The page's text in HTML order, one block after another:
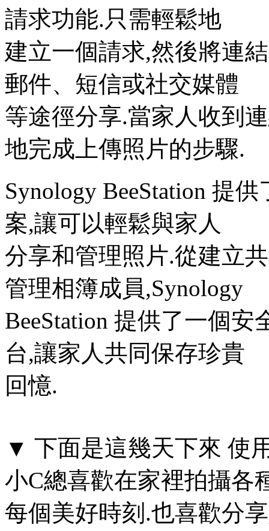
請求功能.只需輕鬆地
建立一個請求,然後將連
郵件、短信或社交媒體
等途徑分享.當家人收到
地完成上傳照片的步驟.
Synology BeeStation 提
案,讓可以輕鬆與家人
分享和管理照片.從建立
管理相簿成員,Synology
BeeStation 提供了一個
台,讓家人共同保存珍貴
回憶.
▼ 下面是這幾天下來 使
小C總喜歡在家裡拍攝各
每個美好時刻.也喜歡分